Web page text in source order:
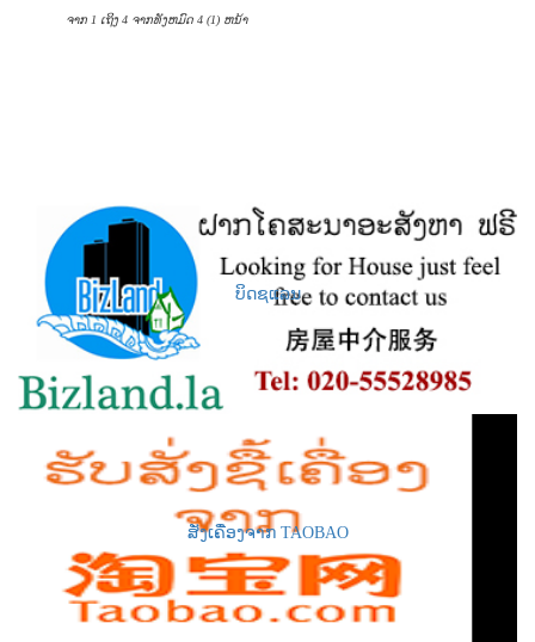
ຈາກ 1 ເຖິງ 4 ຈາກທັງຫມົດ 4 (1) ຫນ້າ
ບິດຊແລນ
ສັ່ງເຄື່ອງຈາກ TAOBAO